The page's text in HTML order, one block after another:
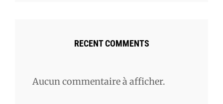
RECENT COMMENTS
Aucun commentaire à afficher.